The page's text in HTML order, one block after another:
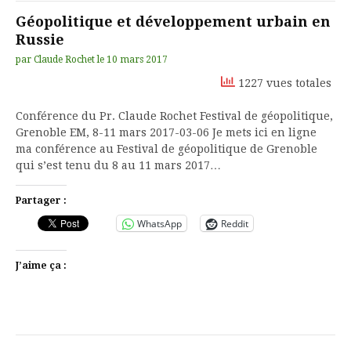
Géopolitique et développement urbain en
Russie
par Claude Rochet le 10 mars 2017
1227 vues totales
Conférence du Pr. Claude Rochet Festival de géopolitique,
Grenoble EM, 8-11 mars 2017-03-06 Je mets ici en ligne
ma conférence au Festival de géopolitique de Grenoble
qui s’est tenu du 8 au 11 mars 2017…
Partager :
WhatsApp Reddit
J’aime ça :